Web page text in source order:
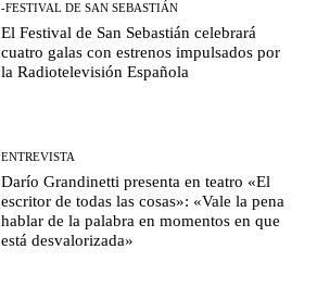
-FESTIVAL DE SAN SEBASTIÁN
El Festival de San Sebastián celebrará
cuatro galas con estrenos impulsados por
la Radiotelevisión Española
ENTREVISTA
Darío Grandinetti presenta en teatro «El
escritor de todas las cosas»: «Vale la pena
hablar de la palabra en momentos en que
está desvalorizada»